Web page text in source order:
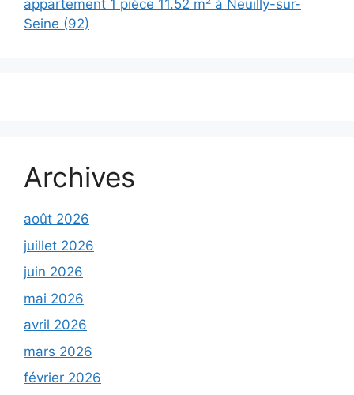
appartement 1 pièce 11.52 m² à Neuilly-sur-
Seine (92)
Archives
août 2026
juillet 2026
juin 2026
mai 2026
avril 2026
mars 2026
février 2026